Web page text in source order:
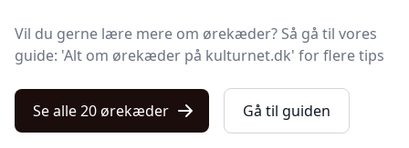
Vil du gerne lære mere om ørekæder? Så gå til vores
guide: 'Alt om ørekæder på kulturnet.dk' for flere tips
Se alle 20 ørekæder Gå til guiden